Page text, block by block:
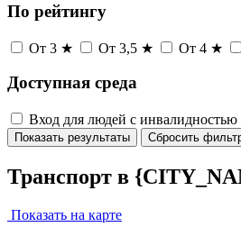
По рейтингу
От 3 ★ От 3,5 ★ От 4 ★
Доступная среда
Вход для людей с инвалидностью
Показать результаты Сбросить
Транспорт в
Показать на карте